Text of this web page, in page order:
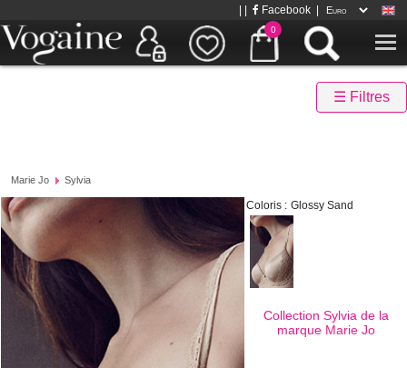
0
Facebook
☰ Filtres
Marie Jo Sylvia
Coloris : Glossy Sand
Collection Sylvia de la
marque Marie Jo